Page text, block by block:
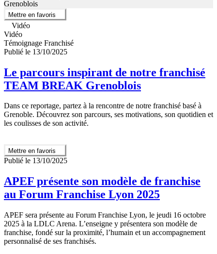
Mettre en favoris
Vidéo
Vidéo
Témoignage Franchisé
Publié le 13/10/2025
Le parcours inspirant de notre franchisé
TEAM BREAK Grenoblois
Dans ce reportage, partez à la rencontre de notre franchisé basé à
Grenoble. Découvrez son parcours, ses motivations, son quotidien et
les coulisses de son activité.
Mettre en favoris
Publié le 13/10/2025
APEF présente son modèle de franchise
au Forum Franchise Lyon 2025
APEF sera présente au Forum Franchise Lyon, le jeudi 16 octobre
2025 à la LDLC Arena. L’enseigne y présentera son modèle de
franchise, fondé sur la proximité, l’humain et un accompagnement
personnalisé de ses franchisés.